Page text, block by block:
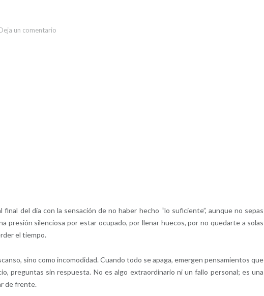
un comentario
final del día con la sensación de no haber hecho “lo suficiente”, aunque no sepas
presión silenciosa por estar ocupado, por llenar huecos, por no quedarte a solas
el tiempo.
sino como incomodidad. Cuando todo se apaga, emergen pensamientos que
preguntas sin respuesta. No es algo extraordinario ni un fallo personal; es una
de frente.